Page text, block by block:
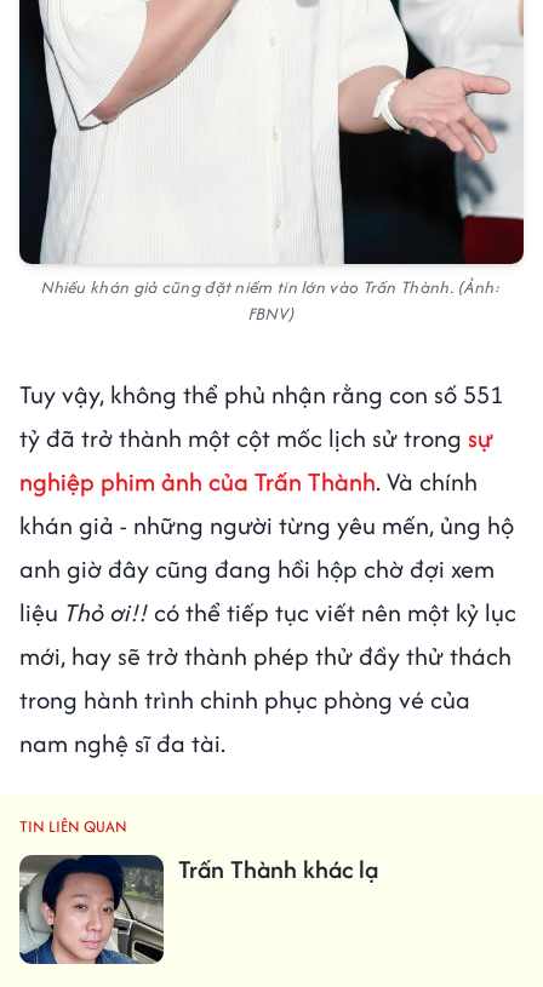
Nhiều khán giả cũng đặt niềm tin lớn vào Trấn Thành. (Ảnh:
FBNV)
Tuy vậy, không thể phủ nhận rằng con số 551
tỷ đã trở thành một cột mốc lịch sử trong sự
nghiệp phim ảnh của Trấn Thành. Và chính
khán giả - những người từng yêu mến, ủng hộ
anh giờ đây cũng đang hồi hộp chờ đợi xem
liệu Thỏ ơi!!có thể tiếp tục viết nên một kỷ lục
mới, hay sẽ trở thành phép thử đầy thử thách
trong hành trình chinh phục phòng vé của
nam nghệ sĩ đa tài.
TIN LIÊN QUAN
Trấn Thành khác lạ